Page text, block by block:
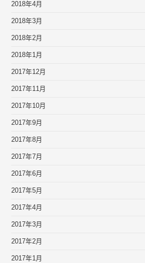
2018年4月
2018年3月
2018年2月
2018年1月
2017年12月
2017年11月
2017年10月
2017年9月
2017年8月
2017年7月
2017年6月
2017年5月
2017年4月
2017年3月
2017年2月
2017年1月